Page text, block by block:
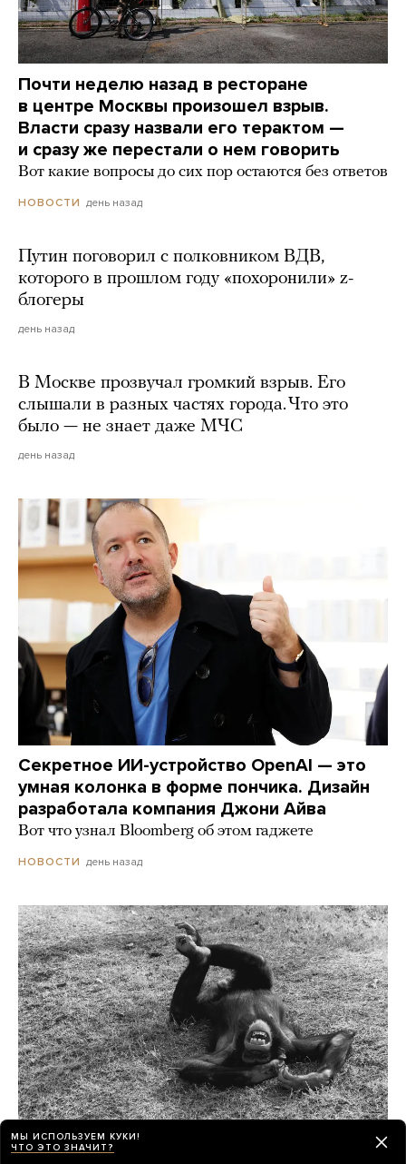
Почти неделю назад в ресторане
в центре Москвы произошел взрыв.
Власти сразу назвали его терактом —
и сразу же перестали о нем говорить
Вот какие вопросы до сих пор остаются без ответов
НОВОСТИ день назад
Путин поговорил с полковником ВДВ,
которого в прошлом году «похоронили» z-
блогеры
день назад
В Москве прозвучал громкий взрыв. Его
слышали в разных частях города. Что это
было — не знает даже МЧС
день назад
Секретное ИИ-устройство OpenAI — это
умная колонка в форме пончика. Дизайн
разработала компания Джони Айва
Вот что узнал Bloomberg об этом гаджете
НОВОСТИ день назад
МЫ ИСПОЛЬЗУЕМ КУКИ!
ЧТО ЭТО ЗНАЧИТ?